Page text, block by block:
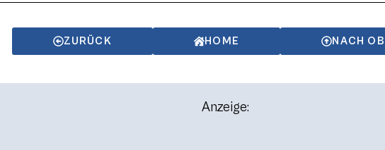
ZURÜCK HOME NACH
Anzeige: